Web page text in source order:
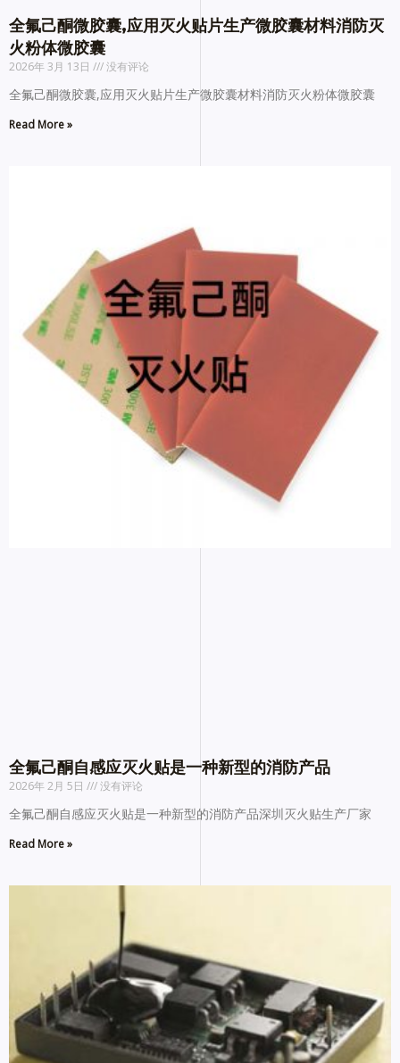
全氟己酮微胶囊,应用灭火贴片生产微胶囊材料消防灭
火粉体微胶囊
2026年 3月 13日 没有评论
全氟己酮微胶囊,应用灭火贴片生产微胶囊材料消防灭火粉体微胶囊
Read More »
全氟己酮自感应灭火贴是一种新型的消防产品
2026年 2月 5日 没有评论
全氟己酮自感应灭火贴是一种新型的消防产品深圳灭火贴生产厂家
Read More »